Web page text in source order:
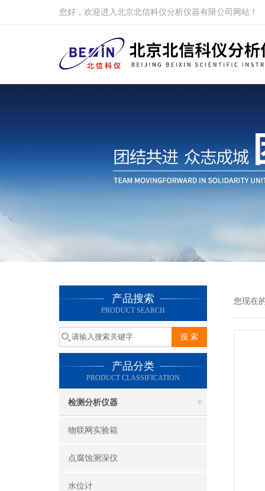
您好，欢迎进入北京北信科仪分析仪器有限公司网站！
产品搜索
PRODUCT SEARCH
产品分类
PRODUCT CLASSIFICATION
检测分析仪器
物联网实验箱
点腐蚀测深仪
水位计
您现在